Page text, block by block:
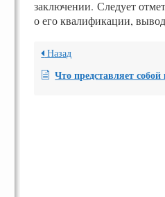
заключении. Следует
о его квалификации,
Назад
Что представляет собой комплексная